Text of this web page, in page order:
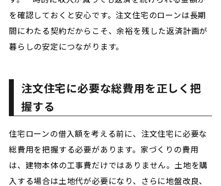
を確認しておくと安心です。注文住宅のローンは長期
間にわたる契約だからこそ、余裕を残した返済計画が
暮らしの安定につながります。
注文住宅に必要な総費用を正しく把
握する
住宅ローンの借入額を考える前に、注文住宅に必要な
総費用を把握する必要があります。家づくりの費用
は、建物本体の工事費だけではありません。土地を購
入する場合は土地代が必要になり、さらに地盤改良、